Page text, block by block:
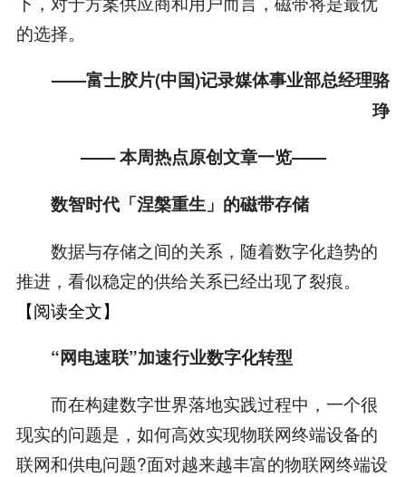
的选择。
——富士胶片(中国)记录媒体事业部总经理骆
琤
—— 本周热点原创文章一览——
数智时代「涅槃重生」的磁带存储
数据与存储之间的关系，随着数字化趋势的
推进，看似稳定的供给关系已经出现了裂痕。
【阅读全文】
“网电速联”加速行业数字化转型
而在构建数字世界落地实践过程中，一个很
现实的问题是，如何高效实现物联网终端设备的
联网和供电问题?面对越来越丰富的物联网终端设